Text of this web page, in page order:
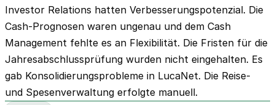
Investor Relations hatten Verbesserungspotenzial. Die
Cash-Prognosen waren ungenau und dem Cash
Management fehlte es an Flexibilität. Die Fristen für die
Jahresabschlussprüfung wurden nicht eingehalten. Es
gab Konsolidierungsprobleme in LucaNet. Die Reise-
und Spesenverwaltung erfolgte manuell.